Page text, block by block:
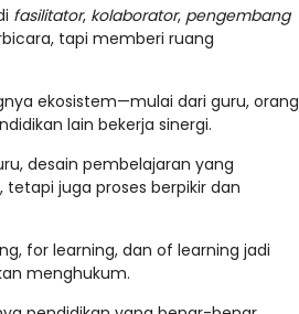
fasilitator, kolaborator, pengembang
tapi memberi ruang
ekosistem—mulai dari guru, orang
lain bekerja sinergi.
desain pembelajaran yang
juga proses berpikir dan
for learning, dan of learning jadi
menghukum.